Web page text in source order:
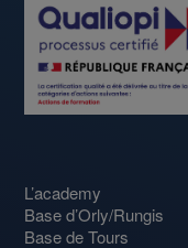
L’academy
Base d’Orly/Rungis
Base de Tours